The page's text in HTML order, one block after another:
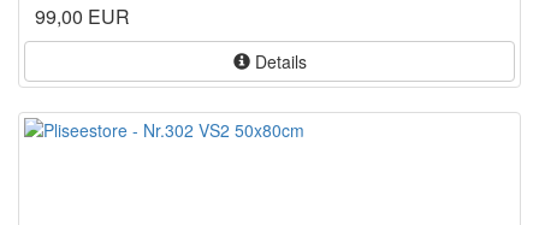
99,00 EUR
Details